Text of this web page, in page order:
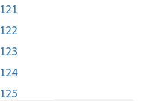
121
122
123
124
125